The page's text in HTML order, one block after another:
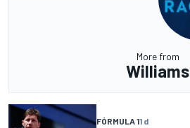
More from
Williams
FÓRMULA 11 d